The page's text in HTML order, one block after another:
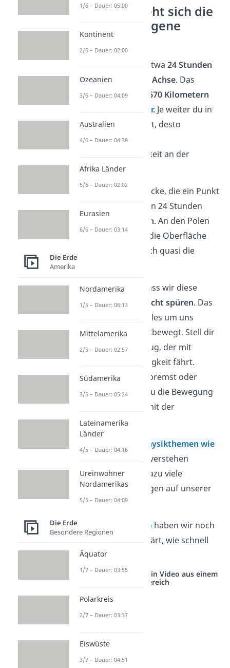
Wie schnell dreht sich die
Erde um ihre eigene
Achse?
Die Erde dreht sich in etwa24 Stunden
einmal um ihre eigene Achse. Das
entspricht ungefähr
1.670 Kilometern
Äquator. Je weiter du in
Richtung der Pole gehst, desto
langsamer ist die
Rotationsgeschwindigkeit an der
Oberfläche.
Am Äquator ist die Strecke, die ein Punkt
auf der Erdoberfläche in 24 Stunden
größten. An den Polen
hingegen bewegt sich die Oberfläche
kaum. Dort befindet sich quasi die
Drehachse selbst.
Interessant ist auch, dass wir diese
Geschwindigkeit gar nicht spüren. Das
liegt daran, dass sich alles um uns
herum gleichmäßig mitbewegt. Stell dir
vor, du sitzt in einem Zug, der mit
konstanter Geschwindigkeit fährt.
Solange der Zug nicht bremst oder
beschleunigt, merkst du die Bewegung
kaum. Genauso ist es mit der
Erdrotation.
Physikthemen wie
verstehen
möchtest, findest du dazu viele
verständliche Erklärungen auf unserer
Plattform.
Tipp:
Video haben wir noch
einmal ausführlich erklärt, wie schnell
sich die Erde dreht.
Studyflix vernetzt: Hier ein Video aus einem
anderen Bereich
1/6 – Dauer: 05:00
Kontinent
2/6 – Dauer: 02:00
Ozeanien
3/6 – Dauer: 04:09
Australien
4/6 – Dauer: 04:39
Afrika Länder
5/6 – Dauer: 02:02
Eurasien
6/6 – Dauer: 03:14
Die Erde
Amerika
Nordamerika
1/5 – Dauer: 06:13
Mittelamerika
2/5 – Dauer: 02:57
Südamerika
3/5 – Dauer: 05:24
Lateinamerika
Länder
4/5 – Dauer: 04:16
Ureinwohner
Nordamerikas
5/5 – Dauer: 04:09
Die Erde
Besondere Regionen
Äquator
1/7 – Dauer: 03:55
Polarkreis
2/7 – Dauer: 03:37
Eiswüste
3/7 – Dauer: 04:51